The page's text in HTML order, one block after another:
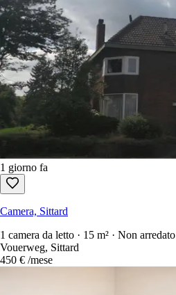
1 giorno fa
Camera, Sittard
1 camera da letto · 15 m² · Non arredato
Vouerweg, Sittard
450 € /mese